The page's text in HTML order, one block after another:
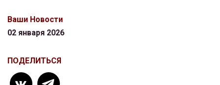
Ваши Новости
02 января 2026
ПОДЕЛИТЬСЯ